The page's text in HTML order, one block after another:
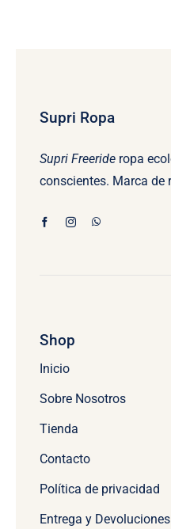
Supri Ropa
Supri Freerideropa
conscientes. Marca de
Shop
Inicio
Sobre Nosotros
Tienda
Contacto
Política de privacidad
Entrega y Devoluciones